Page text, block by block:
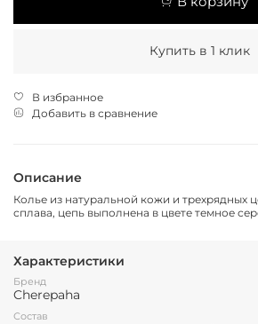
Купить в 1 клик
В избранное
Добавить в сравнение
Описание
Колье из натуральной кожи и трехрядных
сплава, цепь выполнена в цвете темное
Характеристики
Бренд
Cherepaha
Состав